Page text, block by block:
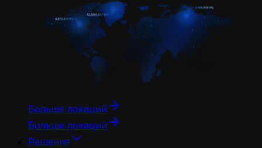
Больше локаций
Больше локаций
Решения